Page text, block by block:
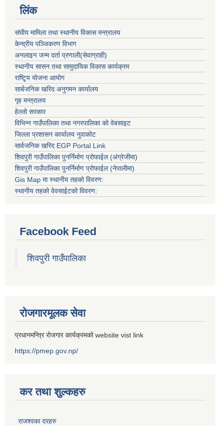
लिंक
संघीय मामिला तथा स्थानीय विकास मन्त्रालय
केन्द्रीय पञ्जिकरण विभाग
अनलाइन जन्म दर्ता प्रणाली(सेवाग्राही)
स्थानीय सासन तथा सामुदायिक विकास कार्यक्रम
राष्टि्ृय योजना आयोग
सार्बजनिक खरिद अनुगमन कार्यालय
गृह मन्त्रालय
हेल्लो सरकार
विभिन्न गाउँपालिका तथा नगरपालिका को वेबसाइट
जिल्ला प्रशासन कार्यालय नुवाकोट
सार्वजनिक खरिद EGP Portal Link
शिवपुरी गाउँपालिका पुनर्निर्माण प्रोफाईल (अंग्रेजीमा)
शिवपुरी गाउँपालिका पुनर्निर्माण प्रोफाईल (नेपालीमा)
Gis Map मा स्थानीय तहको विवरण:
स्थानीय तहको वेवसाईटको विवरण:
Facebook Feed
शिवपुरी गाउँपालिका
रोजगारमूलक सेवा
प्रधानमन्त्रि रोजगार कार्यक्रमको website vist link
https://pmep.gov.np/
कर तथा शुल्कहरु
राजश्वका दरहरु